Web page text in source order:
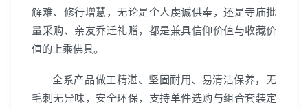
解难、修行增慧，无论是个人虔诚供奉，还是寺庙批
量采购、亲友乔迁礼赠，都是兼具信仰价值与收藏价
值的上乘佛具。
全系产品做工精湛、坚固耐用、易清洁保养，无
毛刺无异味，安全环保，支持单件选购与组合套装定